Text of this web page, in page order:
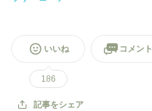
いいね
186
コメント
記事をシェア